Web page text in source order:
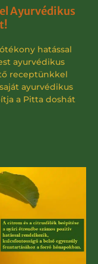
Ayurvédikus
hatással
ayurvédikus
receptünkkel
ayurvédikus
a Pitta doshát